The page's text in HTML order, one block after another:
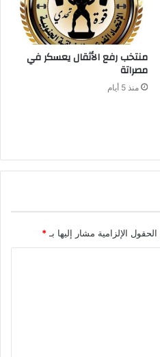
‬مصراتة‭ ‬
منذ 5 أيام
الحقول الإلزامية مشار إليها بـ *